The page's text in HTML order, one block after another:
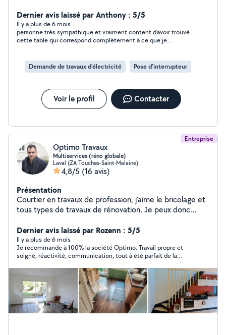
partir de 17h30 et le weekend
Dernier avis laissé par Anthony : 5/5
Il y a plus de 6 mois
personne très sympathique et vraiment content d'avoir trouvé
cette table qui correspond complètement à ce que je
Demande de travaux d’électricité Pose d'interrupteur
Voir le profil Contacter
Entreprise
Optimo Travaux
Multiservices (réno globale)
Laval (ZA Touches-Saint-Melaine)
4,8/5 (16 avis)
Présentation
Courtier en travaux de profession, j'aime le bricolage et
tous types de travaux de rénovation. Je peux donc
plusieurs appartements de A à Z et je sais être
minutieux pour atteindre un résultat satisfaisant. De
nature souriant et accueillant, je peux vous apporter
mon aide sur tous les petits travaux d'aménagement, de
sol, de peinture, d'entretien extérieur, etc. Mon objectif
est toujours de repartir d'un chantier avec un sourire
partagé avec mon client.
Dernier avis laissé par Rozenn : 5/5
Il y a plus de 6 mois
Je recommande à 100% la société Optimo. Travail propre et
soigné, réactivité, communication, tout à été parfait de la